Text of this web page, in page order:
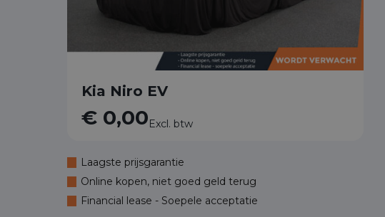
Kia Niro EV
€ 0,00Excl. btw
Laagste prijsgarantie
Online kopen, niet goed geld terug
Financial lease - Soepele acceptatie